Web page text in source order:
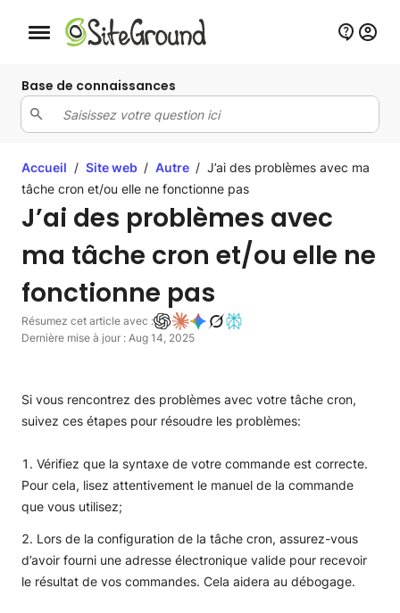
Bouton de navigation mobile
Base de connaissances
Accueil / Site web / Autre / J’ai des problèmes avec ma
tâche cron et/ou elle ne fonctionne pas
J’ai des problèmes avec
ma tâche cron et/ou elle ne
fonctionne pas
Résumez cet article avec :
Dernière mise à jour : Aug 14, 2025
Si vous rencontrez des problèmes avec votre tâche cron,
suivez ces étapes pour résoudre les problèmes:
Vérifiez que la syntaxe de votre commande est correcte.
Pour cela, lisez attentivement le manuel de la commande
que vous utilisez;
Lors de la configuration de la tâche cron, assurez-vous
d’avoir fourni une adresse électronique valide pour recevoir
le résultat de vos commandes. Cela aidera au débogage.